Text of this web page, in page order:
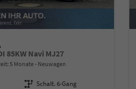
85KW Navi MJ27
5 Monate Neuwagen
Getriebe Schalt. 6-Gang